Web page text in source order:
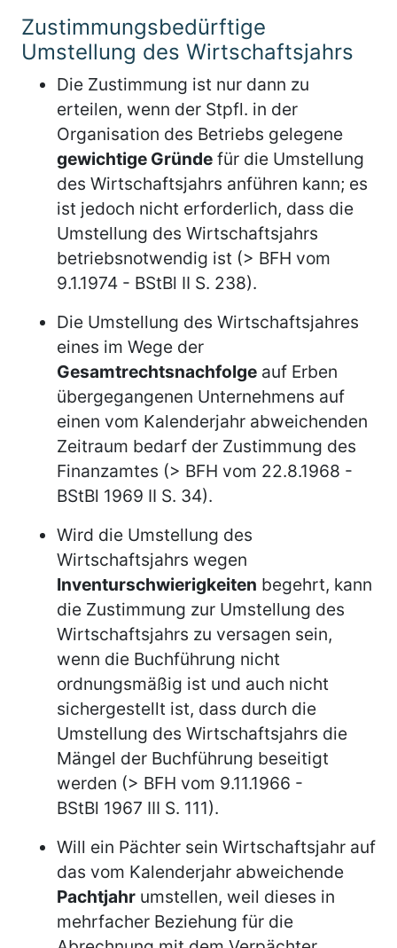
Zustimmungsbedürftige
Umstellung des Wirtschaftsjahrs
Die Zustimmung ist nur dann zu
erteilen, wenn der Stpfl. in der
Organisation des Betriebs gelegene
gewichtige Gründe für die Umstellung
des Wirtschaftsjahrs anführen kann; es
ist jedoch nicht erforderlich, dass die
Umstellung des Wirtschaftsjahrs
betriebsnotwendig ist (> BFH vom
9.1.1974 - BStBl II S. 238).
Die Umstellung des Wirtschaftsjahres
eines im Wege der
Gesamtrechtsnachfolge auf Erben
übergegangenen Unternehmens auf
einen vom Kalenderjahr abweichenden
Zeitraum bedarf der Zustimmung des
Finanzamtes (> BFH vom 22.8.1968 -
BStBl 1969 II S. 34).
Wird die Umstellung des
Wirtschaftsjahrs wegen
Inventurschwierigkeiten begehrt, kann
die Zustimmung zur Umstellung des
Wirtschaftsjahrs zu versagen sein,
wenn die Buchführung nicht
ordnungsmäßig ist und auch nicht
sichergestellt ist, dass durch die
Umstellung des Wirtschaftsjahrs die
Mängel der Buchführung beseitigt
werden (> BFH vom 9.11.1966 -
BStBl 1967 III S. 111).
Will ein Pächter sein Wirtschaftsjahr auf
das vom Kalenderjahr abweichende
Pachtjahr umstellen, weil dieses in
mehrfacher Beziehung für die